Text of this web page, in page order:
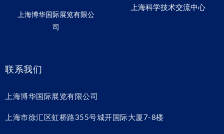
上海博华国际展览有限公
司
上海科学技术交流中心
联系我们
上海博华国际展览有限公司
上海市徐汇区虹桥路355号城开国际大厦7-8楼